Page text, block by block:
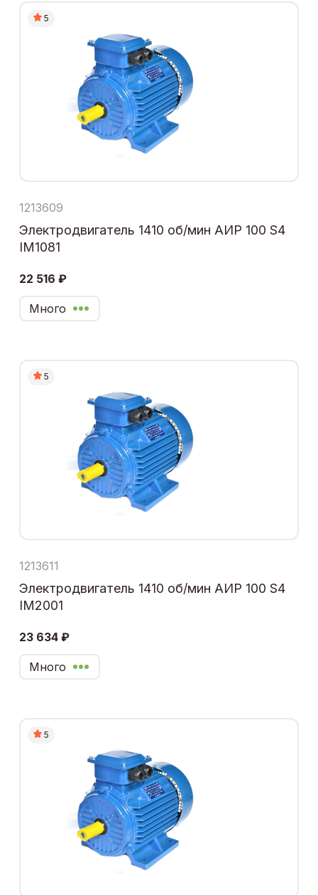
5
1213609
Электродвигатель 1410 об/мин АИР 100 S4
IM1081
22 516 ₽
Много
5
1213611
Электродвигатель 1410 об/мин АИР 100 S4
IM2001
23 634 ₽
Много
5